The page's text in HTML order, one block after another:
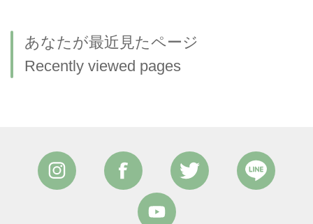
あなたが最近見たページ
Recently viewed pages